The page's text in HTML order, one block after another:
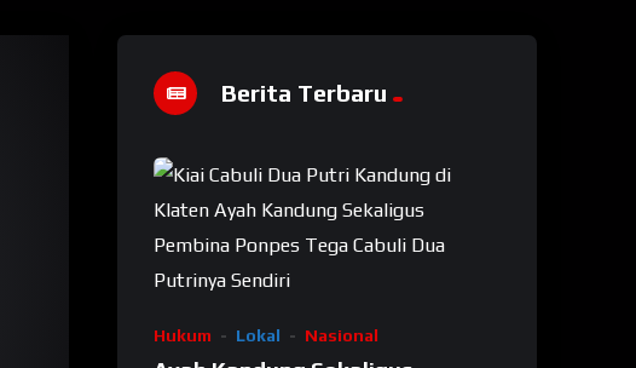
Berita Terbaru
Hukum Lokal Nasional